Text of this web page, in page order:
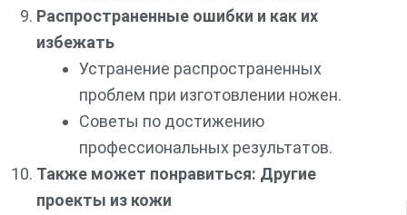
Распространенные ошибки и как их
избежать
Устранение распространенных
проблем при изготовлении ножен.
Советы по достижению
профессиональных результатов.
Также может понравиться: Другие
проекты из кожи